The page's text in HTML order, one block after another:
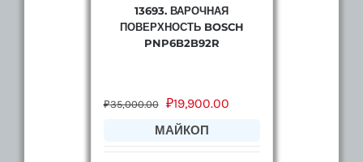
13693. ВАРОЧНАЯ
ПОВЕРХНОСТЬ BOSCH
PNP6B2B92R
₽35,000.00 ₽19,900.00
МАЙКОП